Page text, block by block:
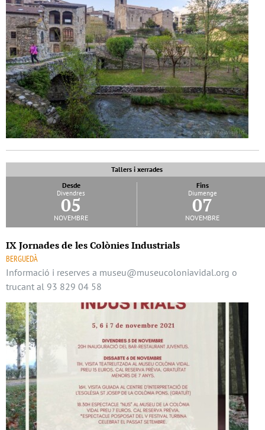
Tallers i xerrades
Desde
Divendres
05
novembre
Fins
Diumenge
07
novembre
IX Jornades de les Colònies Industrials
BERGUEDÀ
Informació i reserves a museu@museucoloniavidal.org o
trucant al 93 829 04 58